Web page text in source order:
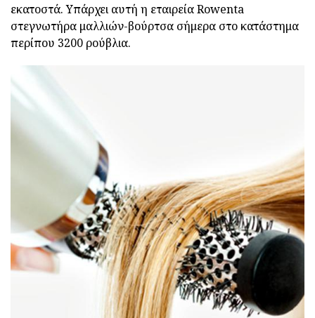
εκατοστά. Υπάρχει αυτή η εταιρεία Rowenta
στεγνωτήρα μαλλιών-βούρτσα σήμερα στο κατάστημα
περίπου 3200 ρούβλια.